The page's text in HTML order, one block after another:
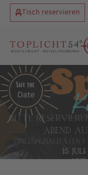
Tisch reservieren